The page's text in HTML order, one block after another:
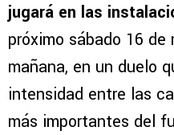
jugará en las
próximo sábado 16
mañana, en un duelo
intensidad entre las
más importantes del